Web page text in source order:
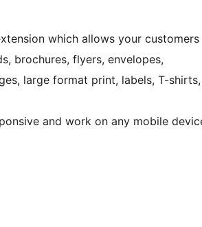
which allows your
brochures, flyers, envelopes,
large format print, labels, T-
and work on any mobile